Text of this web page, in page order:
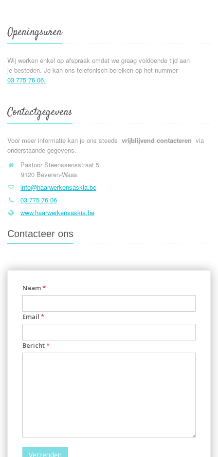
Openingsuren
Wij werken enkel op afspraak omdat we graag voldoende tijd aan
je besteden. Je kan ons telefonisch bereiken op het nummer
03 775 76 06.
Contactgegevens
Voor meer informatie kan je ons steeds vrijblijvend contacteren via
onderstaande gegevens.
Pastoor Steenssensstraat 5
9120 Beveren-Waas
info@haarwerkensaskia.be
03 775 76 06
www.haarwerkensaskia.be
Contacteer ons
Naam*
Email *
Bericht*